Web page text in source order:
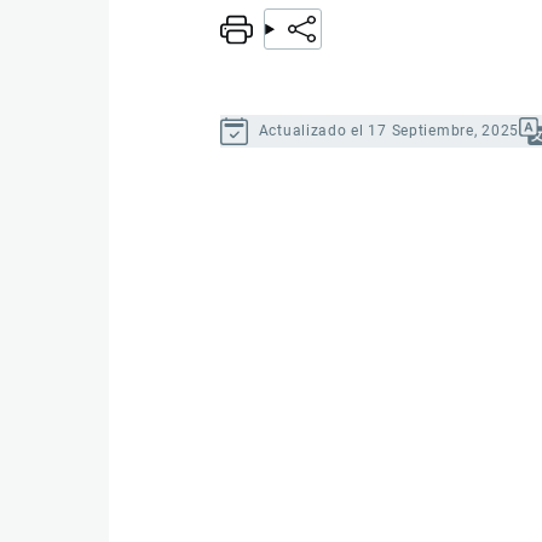
Actualizado el 17 Septiembre, 2025